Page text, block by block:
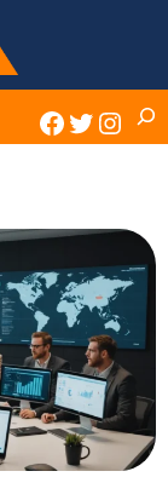
Twitter